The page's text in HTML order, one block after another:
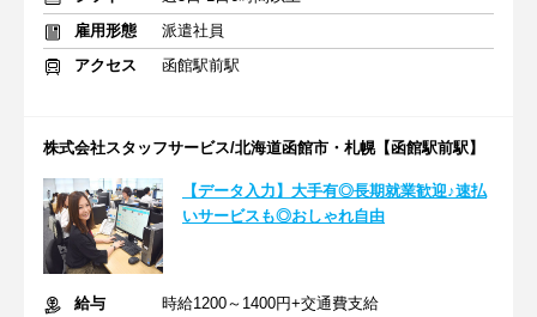
雇用形態
派遣社員
アクセス
函館駅前駅
株式会社スタッフサービス/北海道函館市・札幌【函館駅前駅】
【データ入力】大手有◎長期就業歓迎♪速払
いサービスも◎おしゃれ自由
給与
時給1200～1400円+交通費支給